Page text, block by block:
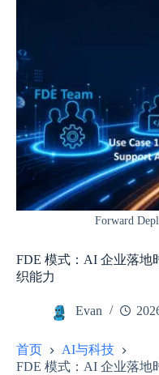
Forward
FDE 模式：AI 企业落地
织能力
Evan
首页
AI与科技
FDE 模式：AI 企业落地